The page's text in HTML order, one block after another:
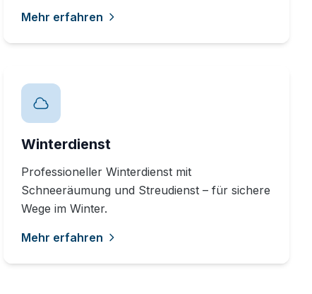
Mehr erfahren
Winterdienst
Professioneller Winterdienst mit
Schneeräumung und Streudienst – für sichere
Wege im Winter.
Mehr erfahren